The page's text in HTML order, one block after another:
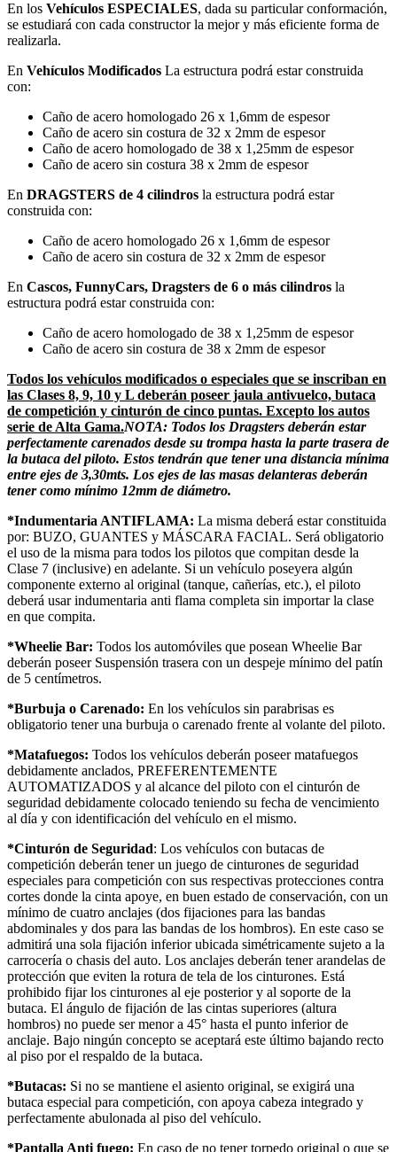
En los Vehículos ESPECIALES, dada su particular conformación,
se estudiará con cada constructor la mejor y más eficiente forma de
realizarla.
En Vehículos Modificados La estructura podrá estar construida
con:
Caño de acero homologado 26 x 1,6mm de espesor
Caño de acero sin costura de 32 x 2mm de espesor
Caño de acero homologado de 38 x 1,25mm de espesor
Caño de acero sin costura 38 x 2mm de espesor
En DRAGSTERS de 4 cilindros la estructura podrá estar
construida con:
Caño de acero homologado 26 x 1,6mm de espesor
Caño de acero sin costura de 32 x 2mm de espesor
En Cascos, FunnyCars, Dragsters de 6 o más cilindros la
estructura podrá estar construida con:
Caño de acero homologado de 38 x 1,25mm de espesor
Caño de acero sin costura de 38 x 2mm de espesor
Todos los vehículos modificados o especiales que se inscriban en
las Clases 8, 9, 10 y L deberán poseer jaula antivuelco, butaca
de competición y cinturón de cinco puntas. Excepto los autos
serie de Alta Gama.NOTA: Todos los Dragsters deberán estar
perfectamente carenados desde su trompa hasta la parte trasera de
la butaca del piloto. Estos tendrán que tener una distancia mínima
entre ejes de 3,30mts. Los ejes de las masas delanteras deberán
tener como mínimo 12mm de diámetro.
*Indumentaria ANTIFLAMA: La misma deberá estar constituida
por: BUZO, GUANTES y MÁSCARA FACIAL. Será obligatorio
el uso de la misma para todos los pilotos que compitan desde la
Clase 7 (inclusive) en adelante. Si un vehículo poseyera algún
componente externo al original (tanque, cañerías, etc.), el piloto
deberá usar indumentaria anti flama completa sin importar la clase
en que compita.
*Wheelie Bar: Todos los automóviles que posean Wheelie Bar
deberán poseer Suspensión trasera con un despeje mínimo del patín
de 5 centímetros.
*Burbuja o Carenado: En los vehículos sin parabrisas es
obligatorio tener una burbuja o carenado frente al volante del piloto.
*Matafuegos: Todos los vehículos deberán poseer matafuegos
debidamente anclados, PREFERENTEMENTE
AUTOMATIZADOS y al alcance del piloto con el cinturón de
seguridad debidamente colocado teniendo su fecha de vencimiento
al día y con identificación del vehículo en el mismo.
*Cinturón de Seguridad: Los vehículos con butacas de
competición deberán tener un juego de cinturones de seguridad
especiales para competición con sus respectivas protecciones contra
cortes donde la cinta apoye, en buen estado de conservación, con un
mínimo de cuatro anclajes (dos fijaciones para las bandas
abdominales y dos para las bandas de los hombros). En este caso se
admitirá una sola fijación inferior ubicada simétricamente sujeto a la
carrocería o chasis del auto. Los anclajes deberán tener arandelas de
protección que eviten la rotura de tela de los cinturones. Está
prohibido fijar los cinturones al eje posterior y al soporte de la
butaca. El ángulo de fijación de las cintas superiores (altura
hombros) no puede ser menor a 45° hasta el punto inferior de
anclaje. Bajo ningún concepto se aceptará este último bajando recto
al piso por el respaldo de la butaca.
*Butacas: Si no se mantiene el asiento original, se exigirá una
butaca especial para competición, con apoya cabeza integrado y
perfectamente abulonada al piso del vehículo.
*Pantalla Anti fuego: En caso de no tener torpedo original o que se